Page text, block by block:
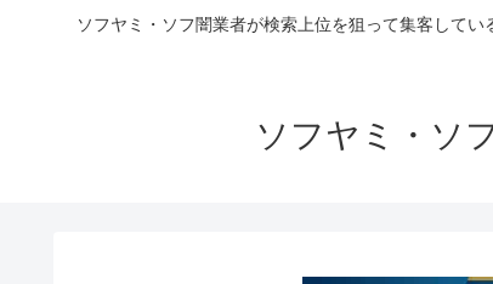
ソフヤミ・ソフ闇業者が検索上位を狙って集客して
ソフヤミ・ソ